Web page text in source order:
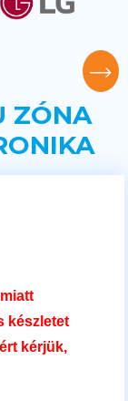
ZÓNA
készletet
kérjük,